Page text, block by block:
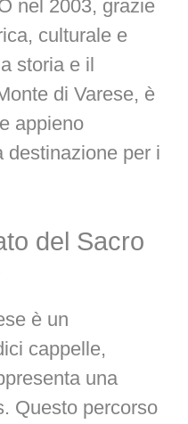
nel 2003, grazie
culturale e
storia e il
di Varese, è
appieno
destinazione per i
del Sacro
è un
cappelle,
una
Questo percorso